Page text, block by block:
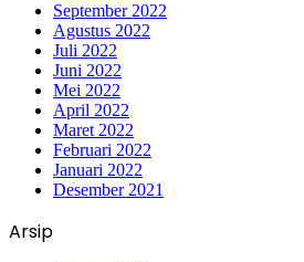
September 2022
Agustus 2022
Juli 2022
Juni 2022
Mei 2022
April 2022
Maret 2022
Februari 2022
Januari 2022
Desember 2021
Arsip